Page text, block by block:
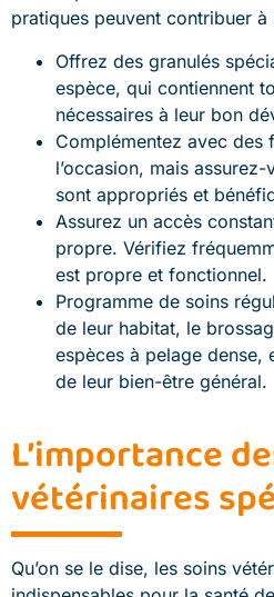
pratiques peuvent contribuer
Offrez des granulés
espèce, qui contiennent
nécessaires à leur bon
Complémentez avec des
l’occasion, mais
sont appropriés et
Assurez un accès
propre. Vérifiez
est propre et fonctionnel.
Programme de soins
de leur habitat, le
espèces à pelage dense,
de leur bien-être général.
L’importance
vétérinaires
Qu’on se le dise, les soins